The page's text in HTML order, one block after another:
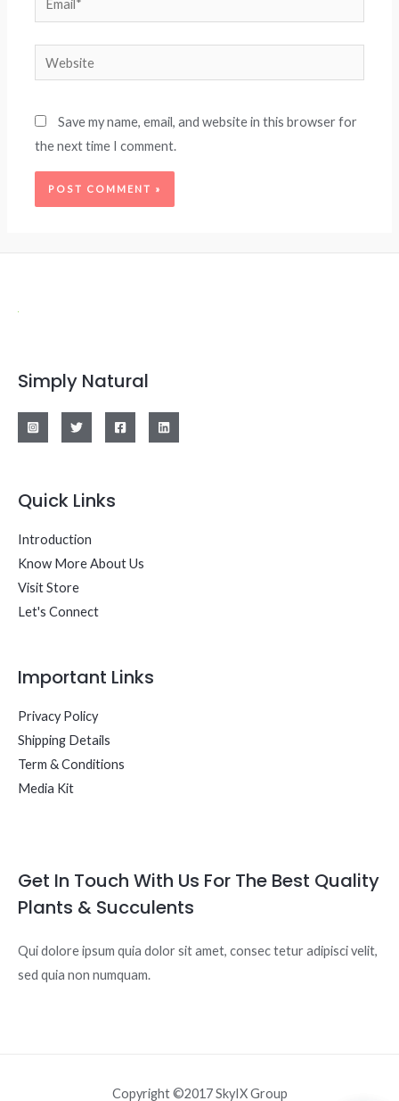
Website
Save my name, email, and website in this browser for
the next time I comment.
Simply Natural
Quick Links
Introduction
Know More About Us
Visit Store
Let's Connect
Important Links
Privacy Policy
Shipping Details
Term & Conditions
Media Kit
Get In Touch With Us For The Best Quality
Plants & Succulents
Qui dolore ipsum quia dolor sit amet, consec tetur adipisci velit,
sed quia non numquam.
Copyright ©2017 SkyIX Group